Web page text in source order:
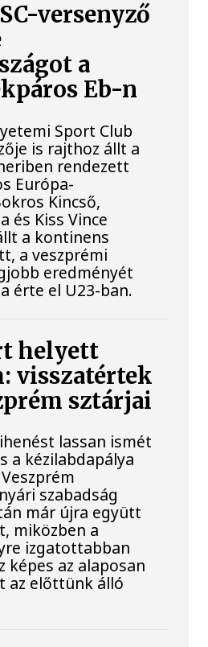
versenyző
a
Eb-n
Sport Club
is rajthoz állt a
rendezett
Európa-
Kincső,
és Kiss Vince
a kontinens
a veszprémi
eredményét
érte el U23-ban.
helyett
visszatértek
sztárjai
lassan ismét
a kézilabdapálya
szabadság
már újra együtt
miközben a
izgatottabban
képes az alaposan
az előttünk álló